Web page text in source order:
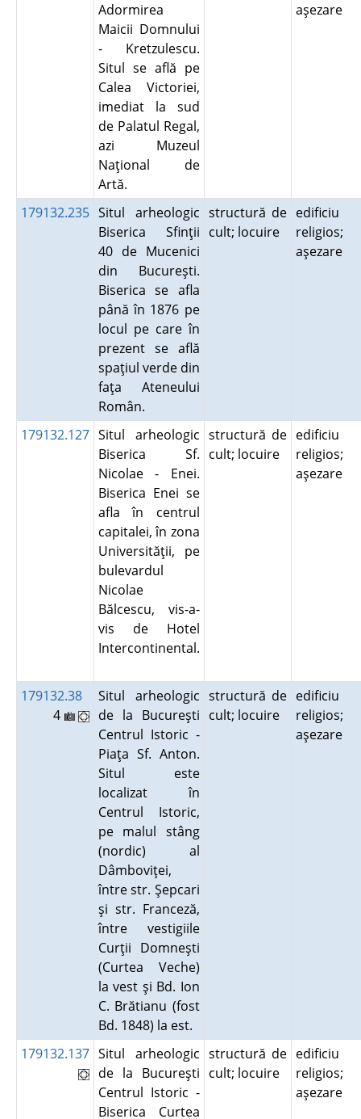
Adormirea
Maicii Domnului
- Kretzulescu.
Situl se află pe
Calea Victoriei,
imediat la sud
de Palatul Regal,
azi Muzeul
Naţional de
Artă.
aşezare
179132.235 Situl arheologic
Biserica Sfinţii
40 de Mucenici
din Bucureşti.
Biserica se afla
până în 1876 pe
locul pe care în
prezent se află
spaţiul verde din
faţa Ateneului
Român.
structură de
cult; locuire
edificiu
religios;
aşezare
179132.127 Situl arheologic
Biserica Sf.
Nicolae - Enei.
Biserica Enei se
afla în centrul
capitalei, în zona
Universităţii, pe
bulevardul
Nicolae
Bălcescu, vis-a-
vis de Hotel
Intercontinental.
structură de
cult; locuire
edificiu
religios;
aşezare
179132.38
4
Situl arheologic
de la Bucureşti
Centrul Istoric -
Piaţa Sf. Anton.
Situl este
localizat în
Centrul Istoric,
pe malul stâng
(nordic) al
Dâmboviţei,
între str. Şepcari
şi str. Franceză,
între vestigiile
Curţii Domneşti
(Curtea Veche)
la vest şi Bd. Ion
C. Brătianu (fost
Bd. 1848) la est.
structură de
cult; locuire
edificiu
religios;
aşezare
179132.137 Situl arheologic
de la Bucureşti
Centrul Istoric -
Biserica Curtea
structură de
cult; locuire
edificiu
religios;
aşezare